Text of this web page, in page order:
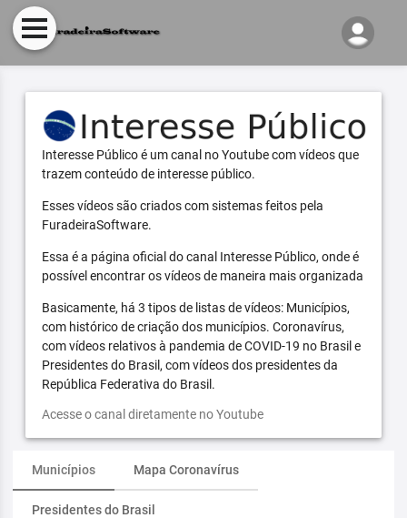
Interesse Público é um canal no Youtube com vídeos que
trazem conteúdo de interesse público.
Esses vídeos são criados com sistemas feitos pela
FuradeiraSoftware.
Essa é a página oficial do canal Interesse Público, onde é
possível encontrar os vídeos de maneira mais organizada
Basicamente, há 3 tipos de listas de vídeos: Municípios,
com histórico de criação dos municípios. Coronavírus,
com vídeos relativos à pandemia de COVID-19 no Brasil e
Presidentes do Brasil, com vídeos dos presidentes da
República Federativa do Brasil.
Acesse o canal diretamente no Youtube
Municípios Mapa Coronavírus
Presidentes do Brasil